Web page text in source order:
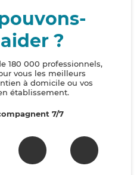
?
180 000 professionnels,
vous les meilleurs
à domicile ou vos
établissement.
7/7